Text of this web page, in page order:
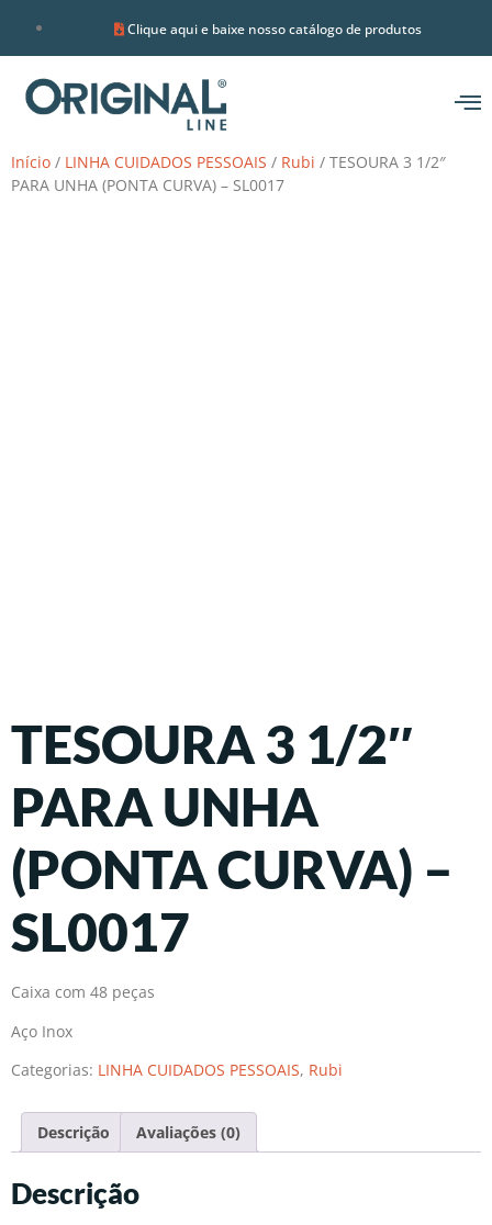
Clique aqui e baixe nosso catálogo de produtos
Início / LINHA CUIDADOS PESSOAIS / Rubi / TESOURA 3 1/2″
PARA UNHA (PONTA CURVA) – SL0017
TESOURA 3 1/2″
PARA UNHA
(PONTA CURVA) –
SL0017
Caixa com 48 peças
Aço Inox
Categorias: LINHA CUIDADOS PESSOAIS, Rubi
Descrição Avaliações (0)
Descrição